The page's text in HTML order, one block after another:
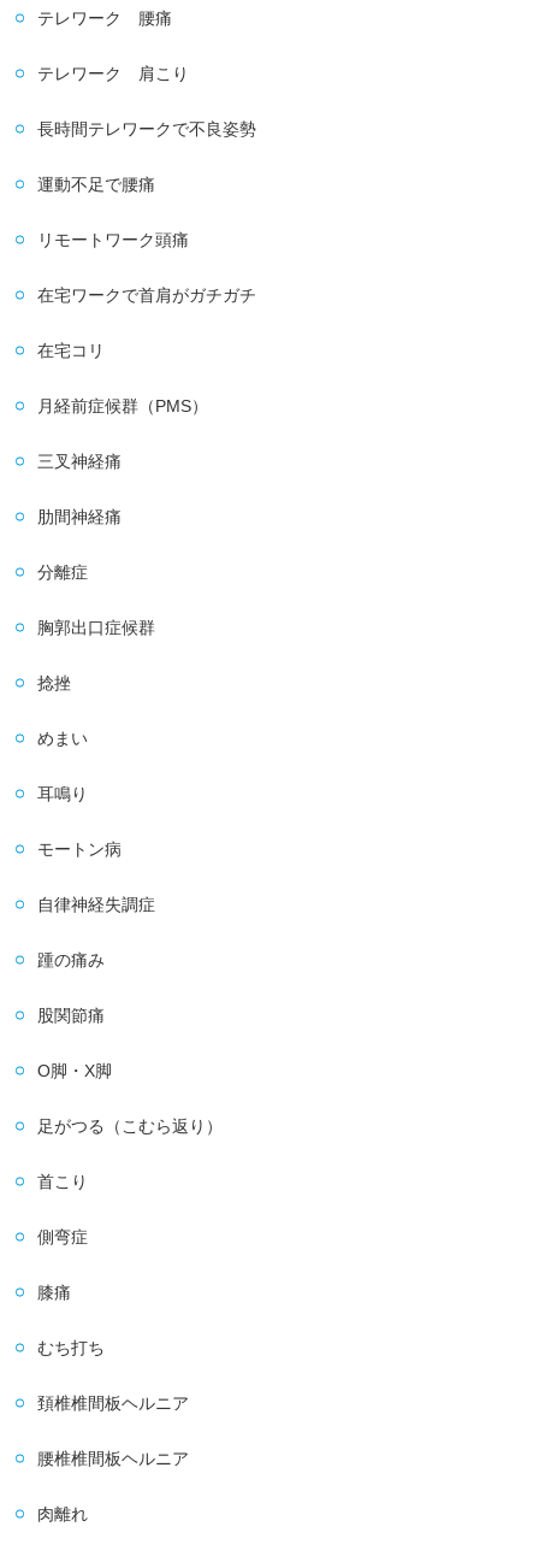
テレワーク 腰痛
テレワーク 肩こり
長時間テレワークで不良姿勢
運動不足で腰痛
リモートワーク頭痛
在宅ワークで首肩がガチガチ
在宅コリ
月経前症候群（PMS）
三叉神経痛
肋間神経痛
分離症
胸郭出口症候群
捻挫
めまい
耳鳴り
モートン病
自律神経失調症
踵の痛み
股関節痛
O脚・X脚
足がつる（こむら返り）
首こり
側弯症
膝痛
むち打ち
頚椎椎間板ヘルニア
腰椎椎間板ヘルニア
肉離れ